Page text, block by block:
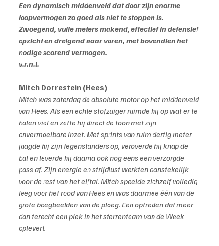
Een dynamisch middenveld dat door zijn enorme
loopvermogen zo goed als niet te stoppen is.
Zwoegend, vuile meters makend, effectief in defensief
opzicht en dreigend naar voren, met bovendien het
nodige scorend vermogen.
v.r.n.l.
Mitch Dorrestein (Hees)
Mitch was zaterdag de absolute motor op het middenveld
van Hees. Als een echte stofzuiger ruimde hij op wat er te
halen viel en zette hij direct de toon met zijn
onvermoeibare inzet. Met sprints van ruim dertig meter
jaagde hij zijn tegenstanders op, veroverde hij knap de
bal en leverde hij daarna ook nog eens een verzorgde
pass af. Zijn energie en strijdlust werkten aanstekelijk
voor de rest van het elftal. Mitch speelde zichzelf volledig
leeg voor het rood van Hees en was daarmee één van de
grote boegbeelden van de ploeg. Een optreden dat meer
dan terecht een plek in het sterrenteam van de Week
oplevert.